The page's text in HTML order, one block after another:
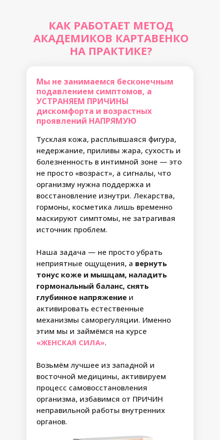
КАК РАБОТАЕТ МЕТОД
АКАДЕМИКОВ КАРТАВЕНКО
НА ПРАКТИКЕ?
Мы не занимаемся бесконечным
подавлением симптомов, а
УСТРАНЯЕМ ПРИЧИНЫ
дискомфорта и возрастных
проявлений НАПРЯМУЮ
Тусклая кожа, расплывшаяся фигура,
недержание, приливы жара, сухость и
болезненность в интимной зоне — это
не просто «возраст», а сигналы, что
организму нужна поддержка и
восстановление изнутри. Лекарства,
гормоны, косметика лишь временно
маскируют симптомы, не затрагивая
источник проблем.
Наша задача — не просто убрать
неприятные ощущения, а вернуть
тонус коже и мышцам, наладить
гормональный баланс, снять
глубинное напряжение и
активировать естественные
механизмы саморегуляции. Именно
этим мы и займёмся на курсе
«ЖЕНСКАЯ СИЛА».
Возьмём лучшее из западной и
восточной медицины, активируем
процесс самовосстановления
организма, избавимся от ПРИЧИН
неправильной работы внутренних
органов.
• Нормализуется обмен жидкостей в
проблемных участках, отёчность
исчезнет, ткани станут мягкими и
эластичными
• Уйдёт глубинное напряжение в области
таза, поясницы и живота, восстановится
свобода и лёгкость в теле
зонах затруднённого обмена
8-10 упражнений в день
Система адаптации становится
управляемой и подстраивается под
ритм и задачи Вашей жизни
ЭКСТРА-КЛАСС
БИЗНЕС-КЛАСС
ПАКЕТ
«ПЛАТИНА»
ПОМОЩЬ